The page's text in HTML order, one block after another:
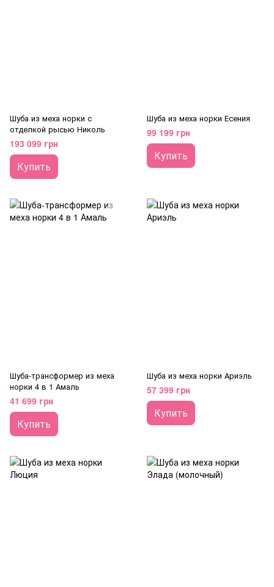
Шуба из меха норки с
отделкой рысью Николь
193 099 грн
Купить
Шуба из меха норки Есения
99 199 грн
Купить
Шуба-трансформер из меха
норки 4 в 1 Амаль
41 699 грн
Купить
Шуба из меха норки Ариэль
57 399 грн
Купить